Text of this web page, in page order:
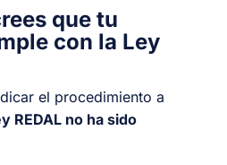
que tu
con la Ley
el procedimiento a
REDAL no ha sido